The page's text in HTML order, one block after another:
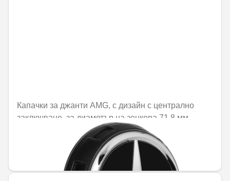
Капачки за джанти AMG, с дизайн с централно
заключване, за диаметър на зенкера 71,8 мм
Не е налично онлайн
44,57 € / 87,17 лв.